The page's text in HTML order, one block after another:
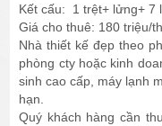
Kết cấu: 1 trệt+ lửng+ 7
Giá cho thuê: 180 triệu/
Nhà thiết kế đẹp theo
phòng cty hoặc kinh
sinh cao cấp, máy lạnh
hạn.
Quý khách hàng cần